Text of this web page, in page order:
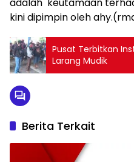
kini dipimpin oleh
Pusat Terbitkan
Larang Mudik
Berita Terkait